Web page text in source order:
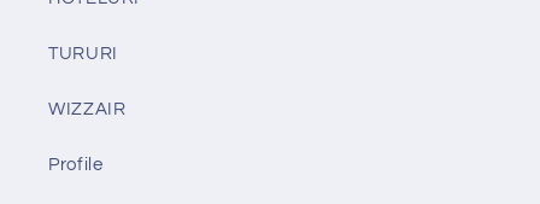
TURURI
WIZZAIR
Profile